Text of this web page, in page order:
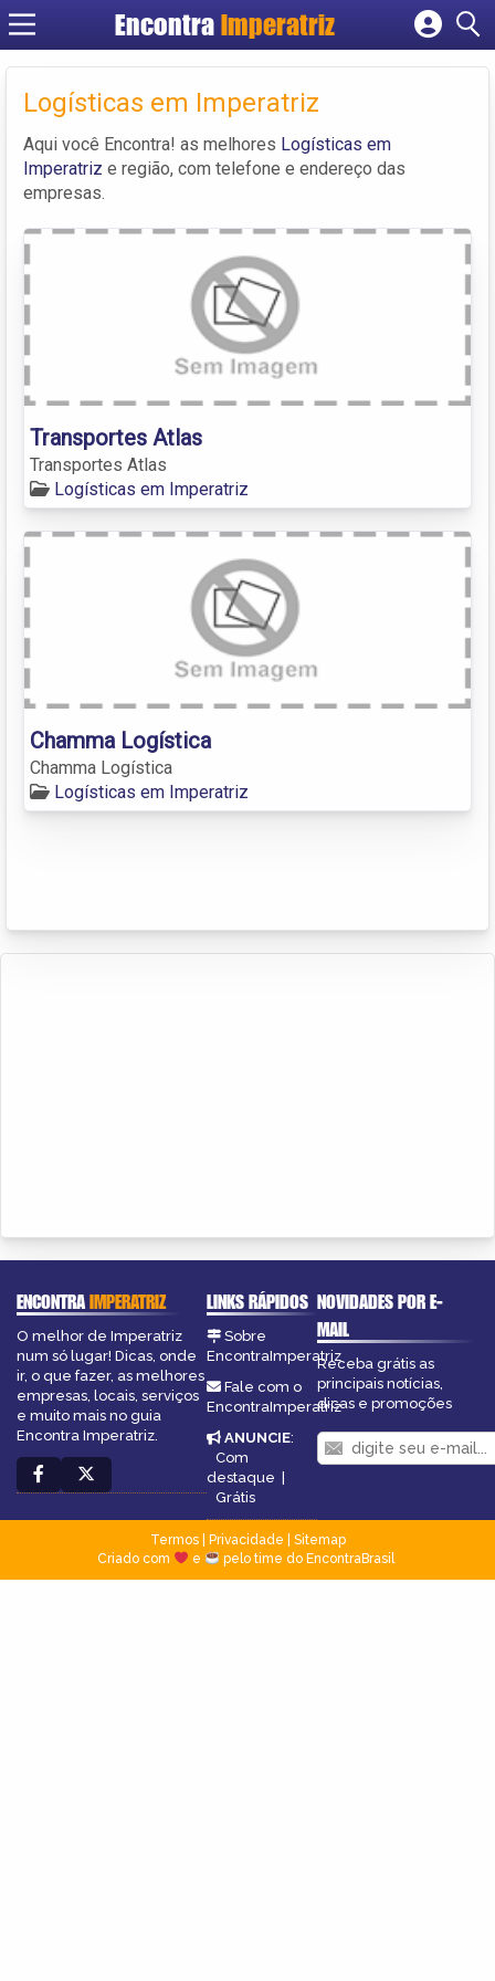
Encontra Imperatriz
Cadastrar empresa
Criar conta
Logísticas em Imperatriz
Aqui você Encontra! as melhores Logísticas em
Imperatriz e região, com telefone e endereço das
empresas.
Transportes Atlas
Transportes Atlas
Logísticas em Imperatriz
Chamma Logística
Chamma Logística
Logísticas em Imperatriz
ENCONTRAIMPERATRIZ
O melhor de Imperatriz
num só lugar! Dicas, onde
ir, o que fazer, as melhores
empresas, locais, serviços
e muito mais no guia
Encontra Imperatriz.
LINKS RÁPIDOS
Sobre
EncontraImperatriz
Fale com o
EncontraImperatriz
ANUNCIE:
Com
destaque |
Grátis
NOVIDADES POR E-
MAIL
Receba grátis as
principais notícias,
dicas e promoções
Termos| Privacidade
Sitemap
Criado com
e pelo time do EncontraBrasil